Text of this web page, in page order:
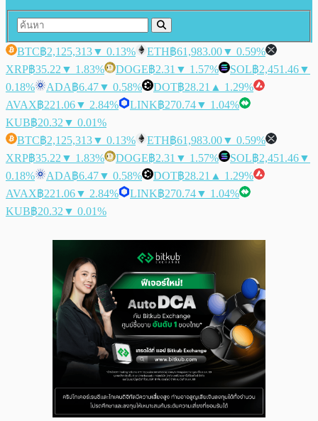
BTC฿2,125,313▼ 0.13% ETH฿61,983.00▼ 0.59%
XRP฿35.22 ▼ 1.83% DOGE฿2.31 ▼ 1.57% SOL฿2,451.46▼
0.18%
ADA฿6.47▼ 0.58% DOT฿28.21 ▲ 1.29%
AVAX฿221.06▼ 2.84% LINK฿270.74▼ 1.04%
KUB฿20.32 ▼ 0.01%
BTC฿2,125,313▼ 0.13% ETH฿61,983.00▼ 0.59%
XRP฿35.22 ▼ 1.83% DOGE฿2.31 ▼ 1.57% SOL฿2,451.46▼
0.18%
ADA฿6.47▼ 0.58% DOT฿28.21 ▲ 1.29%
AVAX฿221.06▼ 2.84% LINK฿270.74▼ 1.04%
KUB฿20.32 ▼ 0.01%